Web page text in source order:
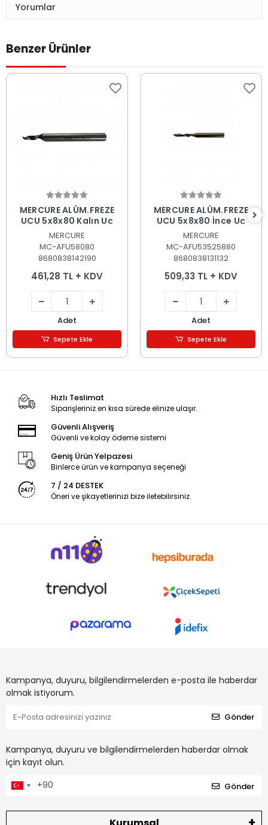
Yorumlar
Benzer Ürünler
Sepete Ekle
MERCURE ALÜM.FREZE
UCU 5x8x80 Kalın Uç
MERCURE
MC-AFU58080
8680838142190
461,28 TL + KDV
Adet
Sepete Ekle
Sepete Ekle
MERCURE ALÜM.FREZE
UCU 5x8x80 İnce Uç
MERCURE
MC-AFU53525880
8680838131132
509,33 TL + KDV
Adet
Sepete Ekle
Hızlı Teslimat
Siparişleriniz en kısa sürede elinize ulaşır.
Güvenli Alışveriş
Güvenli ve kolay ödeme sistemi
Geniş Ürün Yelpazesi
Binlerce ürün ve kampanya seçeneği
7 / 24 DESTEK
Öneri ve şikayetlerinizi bize iletebilirsiniz.
Kampanya, duyuru, bilgilendirmelerden e-posta ile haberdar
olmak istiyorum.
Gönder
Kampanya, duyuru ve bilgilendirmelerden haberdar olmak
için kayıt olun.
Gönder